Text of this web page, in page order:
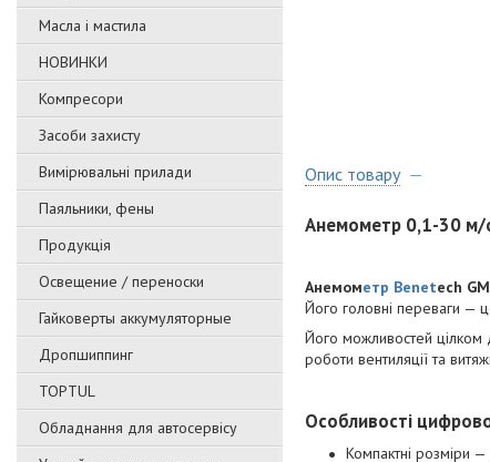
Масла і мастила
НОВИНКИ
Компресори
Засоби захисту
Вимірювальні прилади
Паяльники, фены
Продукція
Освещение / переноски
Гайковерты аккумуляторные
Дропшиппинг
TOPTUL
Обладнання для автосервісу
Опис товару
Анемометр 0,1-30 м/
Анемометр Benetech
Його головні переваги —
Його можливостей цілком
роботи вентиляції та
Особливості
Компактні розміри